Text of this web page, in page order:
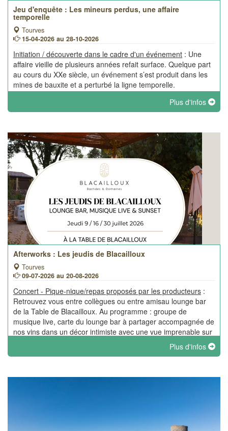
Jeu d'enquête : Les mineurs perdus, une affaire
temporelle
Tourves
15-04-2026 au 28-10-2026
Initiation / découverte dans le cadre d'un événement : Une
affaire vieille de plusieurs années refait surface. Quelque part
au cours du XXe siècle, un événement s’est produit dans les
mines de bauxite et a perturbé la ligne temporelle.
Plus d'infos
Afterworks : Les jeudis de Blacailloux
Tourves
09-07-2026 au 20-08-2026
Concert - Pique-nique/repas proposés par les producteurs :
Retrouvez vous entre collègues ou entre amisau lounge bar
de la Table de Blacailloux. Au programme : groupe de
musique live, carte du lounge bar à partager accompagnée de
nos vins dans un décor intimiste avec une vue imprenable sur
Plus d'infos